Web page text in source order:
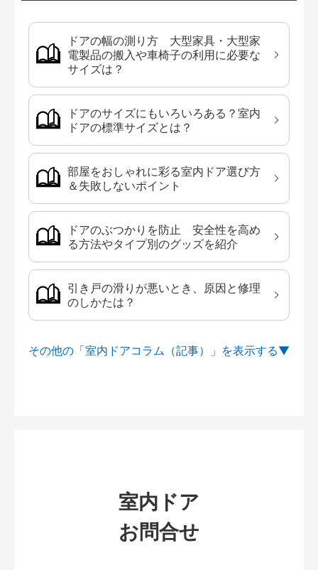
ドアの幅の測り方 大型家具・大型家
電製品の搬入や車椅子の利用に必要な
サイズは？
ドアのサイズにもいろいろある？室内
ドアの標準サイズとは？
部屋をおしゃれに彩る室内ドア選び方
＆失敗しないポイント
ドアのぶつかりを防止 安全性を高め
る方法やタイプ別のグッズを紹介
引き戸の滑りが悪いとき、原因と修理
のしかたは？
その他の「室内ドアコラム（記事）」を
室内ドア
お問合せ